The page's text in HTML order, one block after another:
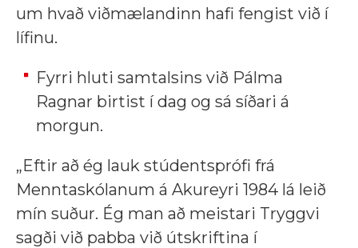
um hvað viðmælandinn hafi fengist við í
lífinu.
Fyrri hluti samtalsins við Pálma
Ragnar birtist í dag og sá síðari á
morgun.
„Eftir að ég lauk stúdentsprófi frá
Menntaskólanum á Akureyri 1984 lá leið
mín suður. Ég man að meistari Tryggvi
sagði við pabba við útskriftina í